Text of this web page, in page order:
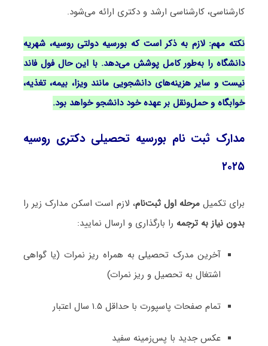
کارشناسی، کارشناسی ارشد و دکتری ارائه می‌شود.
نکته مهم: لازم به ذکر است که بورسیه دولتی روسیه، شهریه
دانشگاه را به‌طور کامل پوشش می‌دهد. با این حال فول فاند
نیست و سایر هزینه‌های دانشجویی مانند ویزا، بیمه، تغذیه،
خوابگاه و حمل‌ونقل بر عهده خود دانشجو خواهد بود.
مدارک ثبت نام بورسیه تحصیلی دکتری روسیه
۲۰۲۵
برای تکمیلمرحله اول ثبت‌نام، لازم است اسکن مدارک زیر را
بدون نیاز به ترجمه را بارگذاری و ارسال نمایید:
آخرین مدرک تحصیلی به همراه ریز نمرات (یا گواهی
اشتغال به تحصیل و ریز نمرات)
تمام صفحات پاسپورت با حداقل ۱.۵ سال اعتبار
عکس جدید با پس‌زمینه سفید